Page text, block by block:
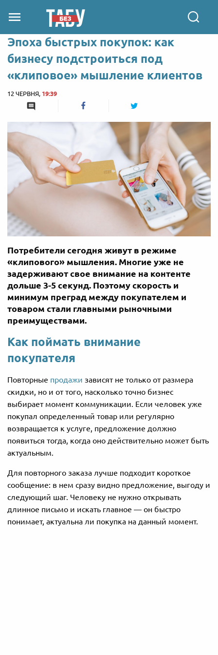
Эпоха быстрых покупок: как
бизнесу подстроиться под
«клиповое» мышление клиентов
12 ЧЕРВНЯ, 19:39
Потребители сегодня живут в режиме
«клипового» мышления. Многие уже не
задерживают свое внимание на контенте
дольше 3-5 секунд. Поэтому скорость и
минимум преград между покупателем и
товаром стали главными рыночными
преимуществами.
Как поймать внимание
покупателя
Повторные продажи зависят не только от размера
скидки, но и от того, насколько точно бизнес
выбирает момент коммуникации. Если человек уже
покупал определенный товар или регулярно
возвращается к услуге, предложение должно
появиться тогда, когда оно действительно может быть
актуальным.
Для повторного заказа лучше подходит короткое
сообщение: в нем сразу видно предложение, выгоду и
следующий шаг. Человеку не нужно открывать
длинное письмо и искать главное — он быстро
понимает, актуальна ли покупка на данный момент.